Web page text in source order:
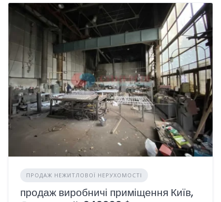
ПРОДАЖ НЕЖИТЛОВОЇ НЕРУХОМОСТІ
продаж виробничі приміщення Київ,